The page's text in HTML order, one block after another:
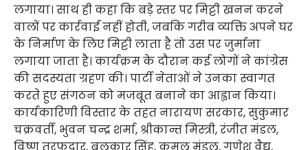
लगाया। साथ ही कहा कि बड़े स्तर पर मिट्टी खनन करने
वालों पर कार्रवाई नहीं होती, जबकि गरीब व्यक्ति अपने घर
के निर्माण के लिए मिट्टी लाता है तो उस पर जुर्माना
लगाया जाता है। कार्यक्रम के दौरान कई लोगों ने कांग्रेस
की सदस्यता ग्रहण की। पार्टी नेताओं ने उनका स्वागत
करते हुए संगठन को मजबूत बनाने का आह्वान किया।
कार्यकारिणी विस्तार के तहत नारायण सरकार, सुकुमार
चक्रवर्ती, भुवन चन्द्र शर्मा, श्रीकान्त मिस्त्री, रंजीत मंडल,
विष्णु तरफदार, बलकार सिंह, कमल मंडल, गणेश वैद्य,